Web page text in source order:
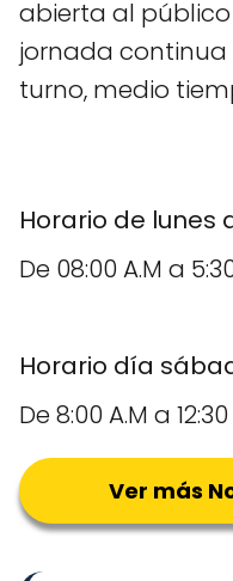
abierta al
jornada continua
turno, medio
Horario de lunes
De 08:00 A.M a
Horario día
De 8:00 A.M a
Ver más